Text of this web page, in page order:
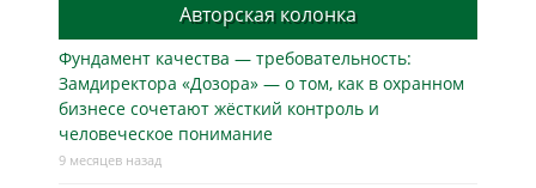
Авторская колонка
Фундамент качества — требовательность:
Замдиректора «Дозора» — о том, как в охранном
бизнесe сочетают жёсткий контроль и
человеческое понимание
9 месяцев назад